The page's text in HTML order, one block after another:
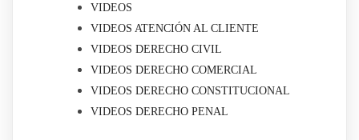
VIDEOS
VIDEOS ATENCIÓN AL CLIENTE
VIDEOS DERECHO CIVIL
VIDEOS DERECHO COMERCIAL
VIDEOS DERECHO CONSTITUCIONAL
VIDEOS DERECHO PENAL